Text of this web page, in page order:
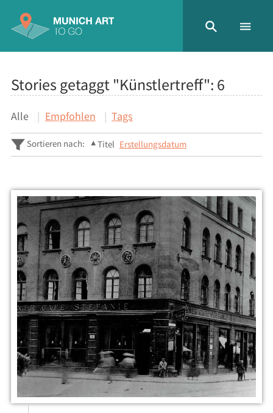
Stories getaggt "Künstlertreff": 6
Alle Empfohlen Tags
Sortieren nach: Titel Erstellungsdatum